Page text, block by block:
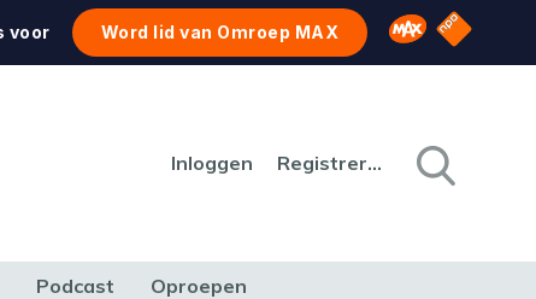
voor Word lid van Omroep MAX Omroep MAX
NPO
Inloggen Registreren
Podcast Oproepen